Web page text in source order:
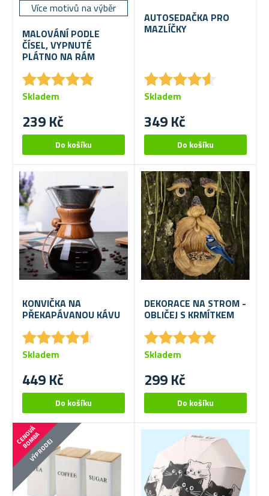
Více motivů na výběr
MALOVÁNÍ PODLE
ČÍSEL, VYPNUTÉ
PLÁTNO NA RÁM
★★★★★
★★★★★
239 Kč
Skladem
AUTOSEDAČKA PRO
MAZLÍČKY
★★★★★
★★★★★
349 Kč
Skladem
KONVIČKA NA
PŘEKAPÁVANOU KÁVU
★★★★★
★★★★★
449 Kč
Skladem
DEKORACE NA STROM -
OBLIČEJ S KRMÍTKEM
★★★★★
★★★★★
299 Kč
Skladem
C
E
N
O
V
Á
B
O
M
B
A
VÝPRODEJ